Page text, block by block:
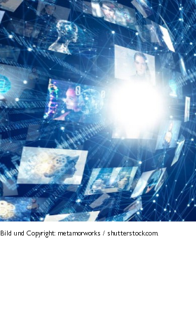
Bild und Copyright: metamorworks / shutterstock.com.